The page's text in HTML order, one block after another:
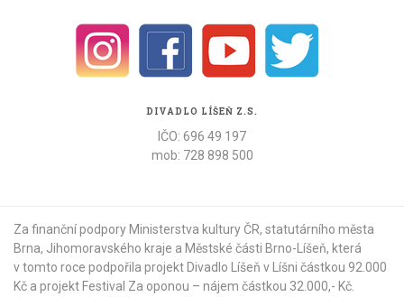
DIVADLO LÍŠEŇ Z.S.
IČO: 696 49 197
mob: 728 898 500
Za finanční podpory Ministerstva kultury ČR, statutárního města
Brna, Jihomoravského kraje a Městské části Brno-Líšeň, která
v tomto roce podpořila projekt Divadlo Líšeň v Líšni částkou 92.000
Kč a projekt Festival Za oponou – nájem částkou 32.000,- Kč.